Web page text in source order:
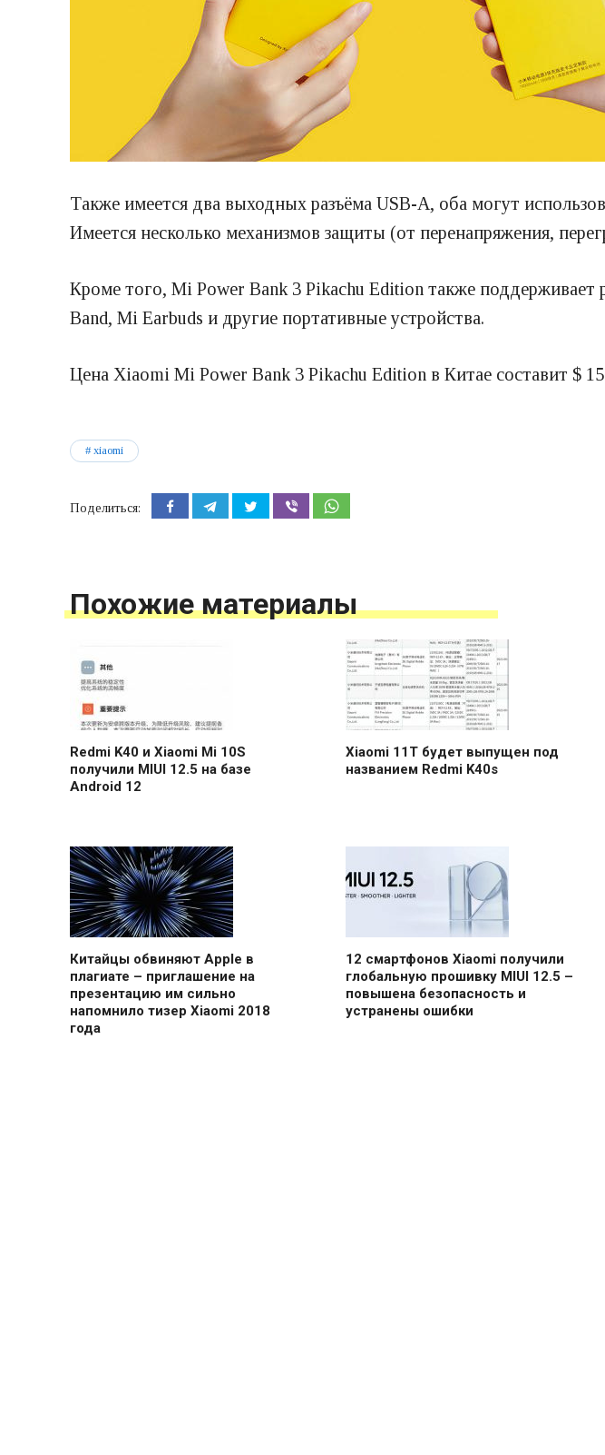
Также имеется два выходных разъёма USB-A, оба могут
Имеется несколько механизмов защиты (от перенапряжения,
Кроме того, Mi Power Bank 3 Pikachu Edition также поддерживает
Band, Mi Earbuds и другие портативные устройства.
Цена Xiaomi Mi Power Bank 3 Pikachu Edition в Китае составит $
xiaomi
Поделиться:
Похожие материалы
Redmi K40 и Xiaomi Mi 10S
получили MIUI 12.5 на базе
Android 12
Xiaomi 11T будет выпущен под
названием Redmi K40s
Китайцы обвиняют Apple в
плагиате – приглашение на
презентацию им сильно
напомнило тизер Xiaomi 2018
года
12 смартфонов Xiaomi получили
глобальную прошивку MIUI 12.5 –
повышена безопасность и
устранены ошибки